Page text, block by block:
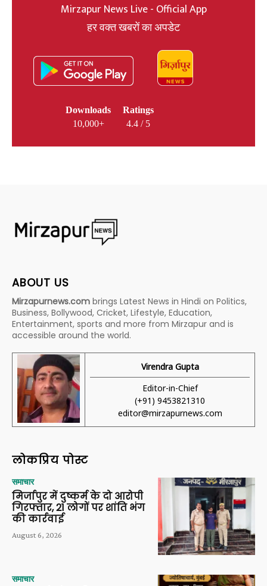
Mirzapur News Live - Official App
हर वक्त खबरों का अपडेट
Downloads
10,000+
Ratings
4.4 / 5
ABOUT US
Mirzapurnews.com brings Latest News in Hindi on Politics,
Business, Bollywood, Cricket, Lifestyle, Education,
Entertainment, sports and more from Mirzapur and is
accessible around the world.
Virendra Gupta
Editor-in-Chief
(+91) 9453821310
editor@mirzapurnews.com
लोकप्रिय पोस्ट
समाचार
मिर्जापुर में दुष्कर्म के दो आरोपी
गिरफ्तार, 21 लोगों पर शांति भंग
की कार्रवाई
August 6, 2026
समाचार